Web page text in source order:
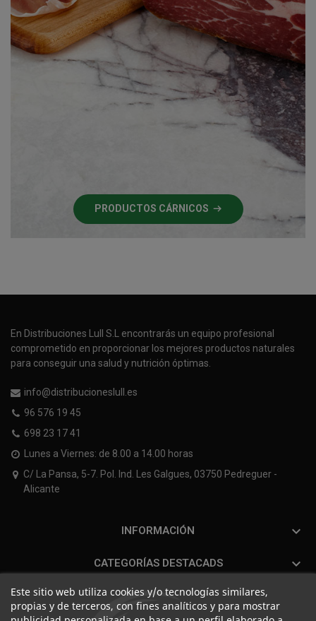
PRODUCTOS CÁRNICOS
En Distribuciones Lull S.L encontrarás un equipo profesional
comprometido en proporcionar los mejores productos naturales
para conseguir una salud y nutrición óptimas.
info@distribucioneslull.es
96 576 19 45
698 23 17 41
Lunes a Viernes: de 8.00 a 14.00 horas
C/ La Pansa, 5-7. Pol. Ind. Les Galgues, 03750 Pedreguer -
Alicante
INFORMACIÓN 
CATEGORÍAS DESTACADS 
Este sitio web utiliza cookies y/o tecnologías similares,
propias y de terceros, con fines analíticos y para mostrar